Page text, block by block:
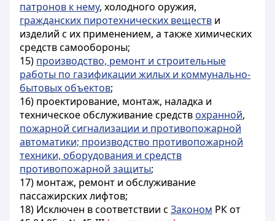
патронов к нему, холодного оружия,
гражданских пиротехнических веществ и
изделий с их применением, а также химических
средств самообороны;
15) производство, ремонт и строительные
работы по газификации жилых и коммунально-
бытовых объектов;
16) проектирование, монтаж, наладка и
техническое обслуживание средств охранной,
пожарной сигнализации и противопожарной
автоматики; производство противопожарной
техники, оборудования и средств
противопожарной защиты;
17) монтаж, ремонт и обслуживание
пассажирских лифтов;
18) Исключен в соответствии с Законом РК от